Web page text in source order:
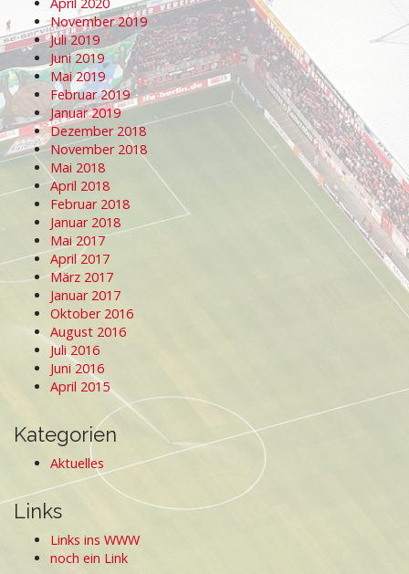
November 2019
Juli 2019
Juni 2019
Mai 2019
Februar 2019
Januar 2019
Dezember 2018
November 2018
Mai 2018
April 2018
Februar 2018
Januar 2018
Mai 2017
April 2017
März 2017
Januar 2017
Oktober 2016
August 2016
Juli 2016
Juni 2016
April 2015
Kategorien
Aktuelles
Links
Links ins WWW
noch ein Link